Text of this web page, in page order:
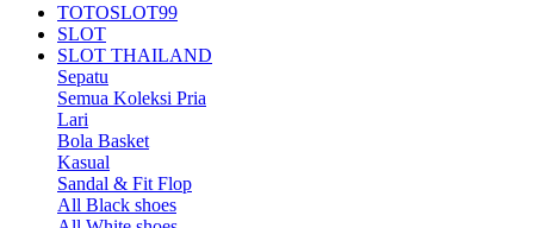
TOTOSLOT99
SLOT
SLOT THAILAND
Sepatu
Semua Koleksi Pria
Lari
Bola Basket
Kasual
Sandal & Fit Flop
All Black shoes